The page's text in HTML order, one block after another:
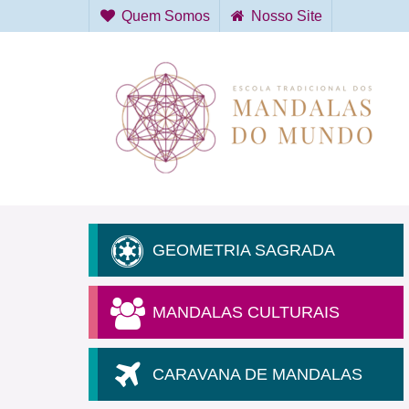
Quem Somos Nosso Site
GEOMETRIA SAGRADA
MANDALAS CULTURAIS
CARAVANA DE MANDALAS